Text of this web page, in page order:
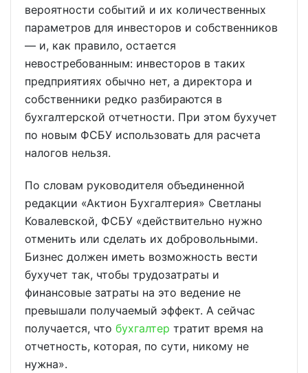
вероятности событий и их количественных
параметров для инвесторов и собственников
— и, как правило, остается
невостребованным: инвесторов в таких
предприятиях обычно нет, а директора и
собственники редко разбираются в
бухгалтерской отчетности. При этом бухучет
по новым ФСБУ использовать для расчета
налогов нельзя.
По словам руководителя объединенной
редакции «Актион Бухгалтерия» Светланы
Ковалевской, ФСБУ «действительно нужно
отменить или сделать их добровольными.
Бизнес должен иметь возможность вести
бухучет так, чтобы трудозатраты и
финансовые затраты на это ведение не
превышали получаемый эффект. А сейчас
получается, что бухгалтер тратит время на
отчетность, которая, по сути, никому не
нужна».